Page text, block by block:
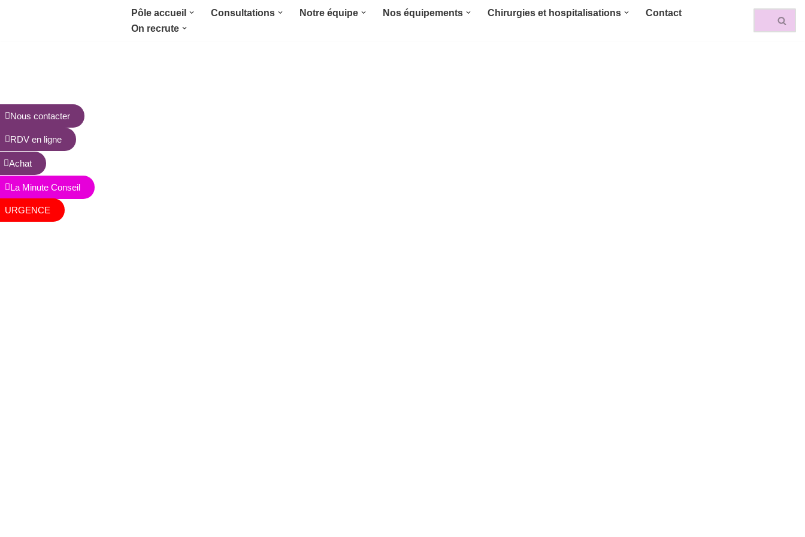
Pôle accueil Consultations Notre équipe Nos équipements Chirurgies et hospitalisations
Contact
On recrute
Nous contacter
La Minute Conseil
URGENCE
RDV en ligne
Achat